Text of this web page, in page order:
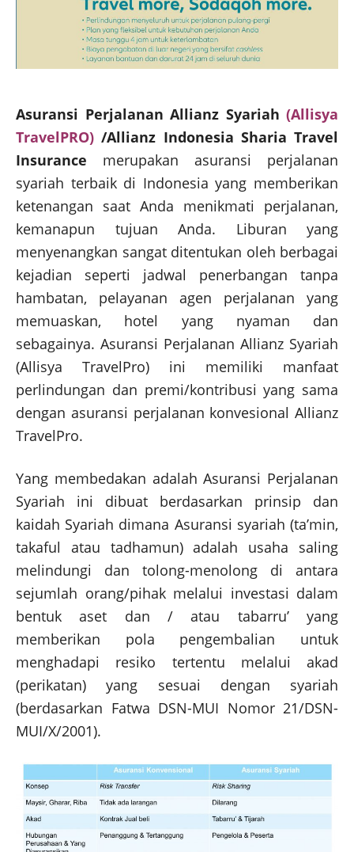
Asuransi Perjalanan Allianz Syariah (Allisya
TravelPRO) /Allianz Indonesia Sharia Travel
Insurance merupakan asuransi perjalanan
syariah terbaik di Indonesia yang memberikan
ketenangan saat Anda menikmati perjalanan,
kemanapun tujuan Anda. Liburan yang
menyenangkan sangat ditentukan oleh berbagai
kejadian seperti jadwal penerbangan tanpa
hambatan, pelayanan agen perjalanan yang
memuaskan, hotel yang nyaman dan
sebagainya. Asuransi Perjalanan Allianz Syariah
(Allisya TravelPro) ini memiliki manfaat
perlindungan dan premi/kontribusi yang sama
dengan asuransi perjalanan konvesional Allianz
TravelPro.
Yang membedakan adalah Asuransi Perjalanan
Syariah ini dibuat berdasarkan prinsip dan
kaidah Syariah dimana Asuransi syariah (ta’min,
takaful atau tadhamun) adalah usaha saling
melindungi dan tolong-menolong di antara
sejumlah orang/pihak melalui investasi dalam
bentuk aset dan / atau tabarru’ yang
memberikan pola pengembalian untuk
menghadapi resiko tertentu melalui akad
(perikatan) yang sesuai dengan syariah
(berdasarkan Fatwa DSN-MUI Nomor 21/DSN-
MUI/X/2001).